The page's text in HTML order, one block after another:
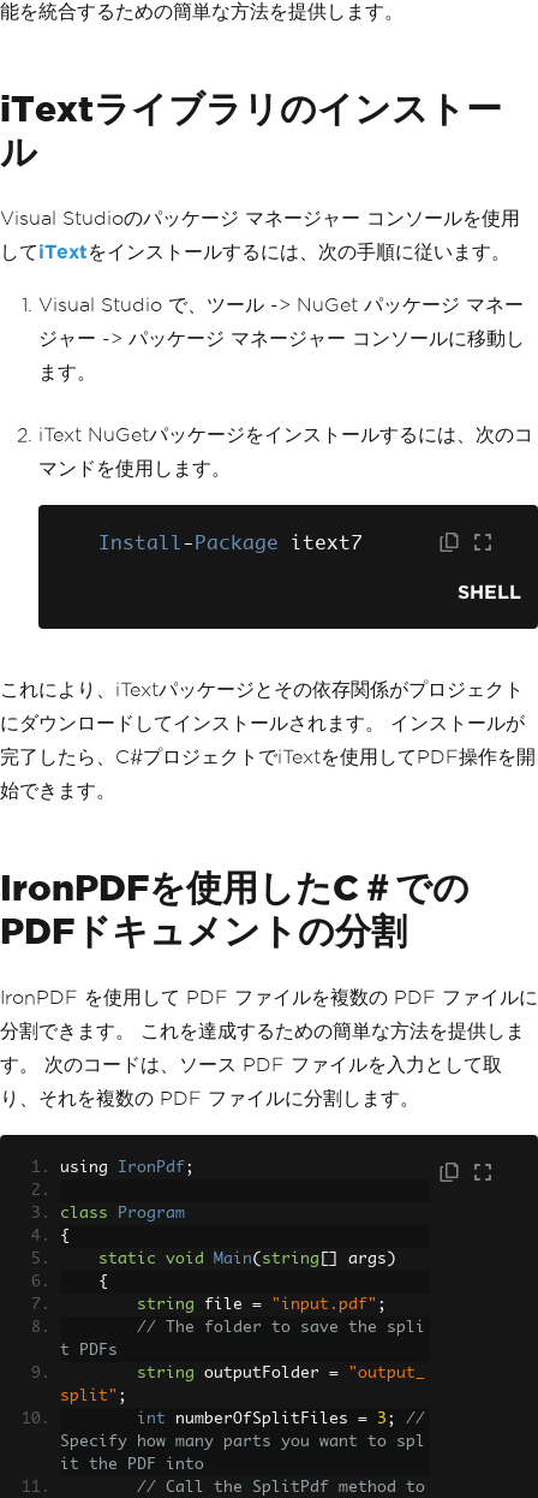
能を統合するための簡単な方法を提供します。
iTextライブラリのインストー
ル
Visual Studioのパッケージ マネージャー コンソールを使用
してiTextをインストールするには、次の手順に従います。
Visual Studio で、ツール -> NuGet パッケージ マネー
ジャー -> パッケージ マネージャー コンソールに移動し
ます。
iText NuGetパッケージをインストールするには、次のコ
マンドを使用します。
Install-Package itext7
SHELL
これにより、iTextパッケージとその依存関係がプロジェクト
にダウンロードしてインストールされます。 インストールが
完了したら、C#プロジェクトでiTextを使用してPDF操作を開
始できます。
IronPDFを使用したC＃での
PDFドキュメントの分割
IronPDF を使用して PDF ファイルを複数の PDF ファイルに
分割できます。 これを達成するための簡単な方法を提供しま
す。 次のコードは、ソース PDF ファイルを入力として取
り、それを複数の PDF ファイルに分割します。
using IronPdf ;
class
Program
{
static
void Main( string args )
{
string file = "input.pdf" ;
// The folder to save the spli
t PDFs
string outputFolder =
"output_
split" ;
int numberOfSplitFiles = 3 ;
//
Specify how many parts you want to spl
it the PDF into
// Call the SplitPdf method to